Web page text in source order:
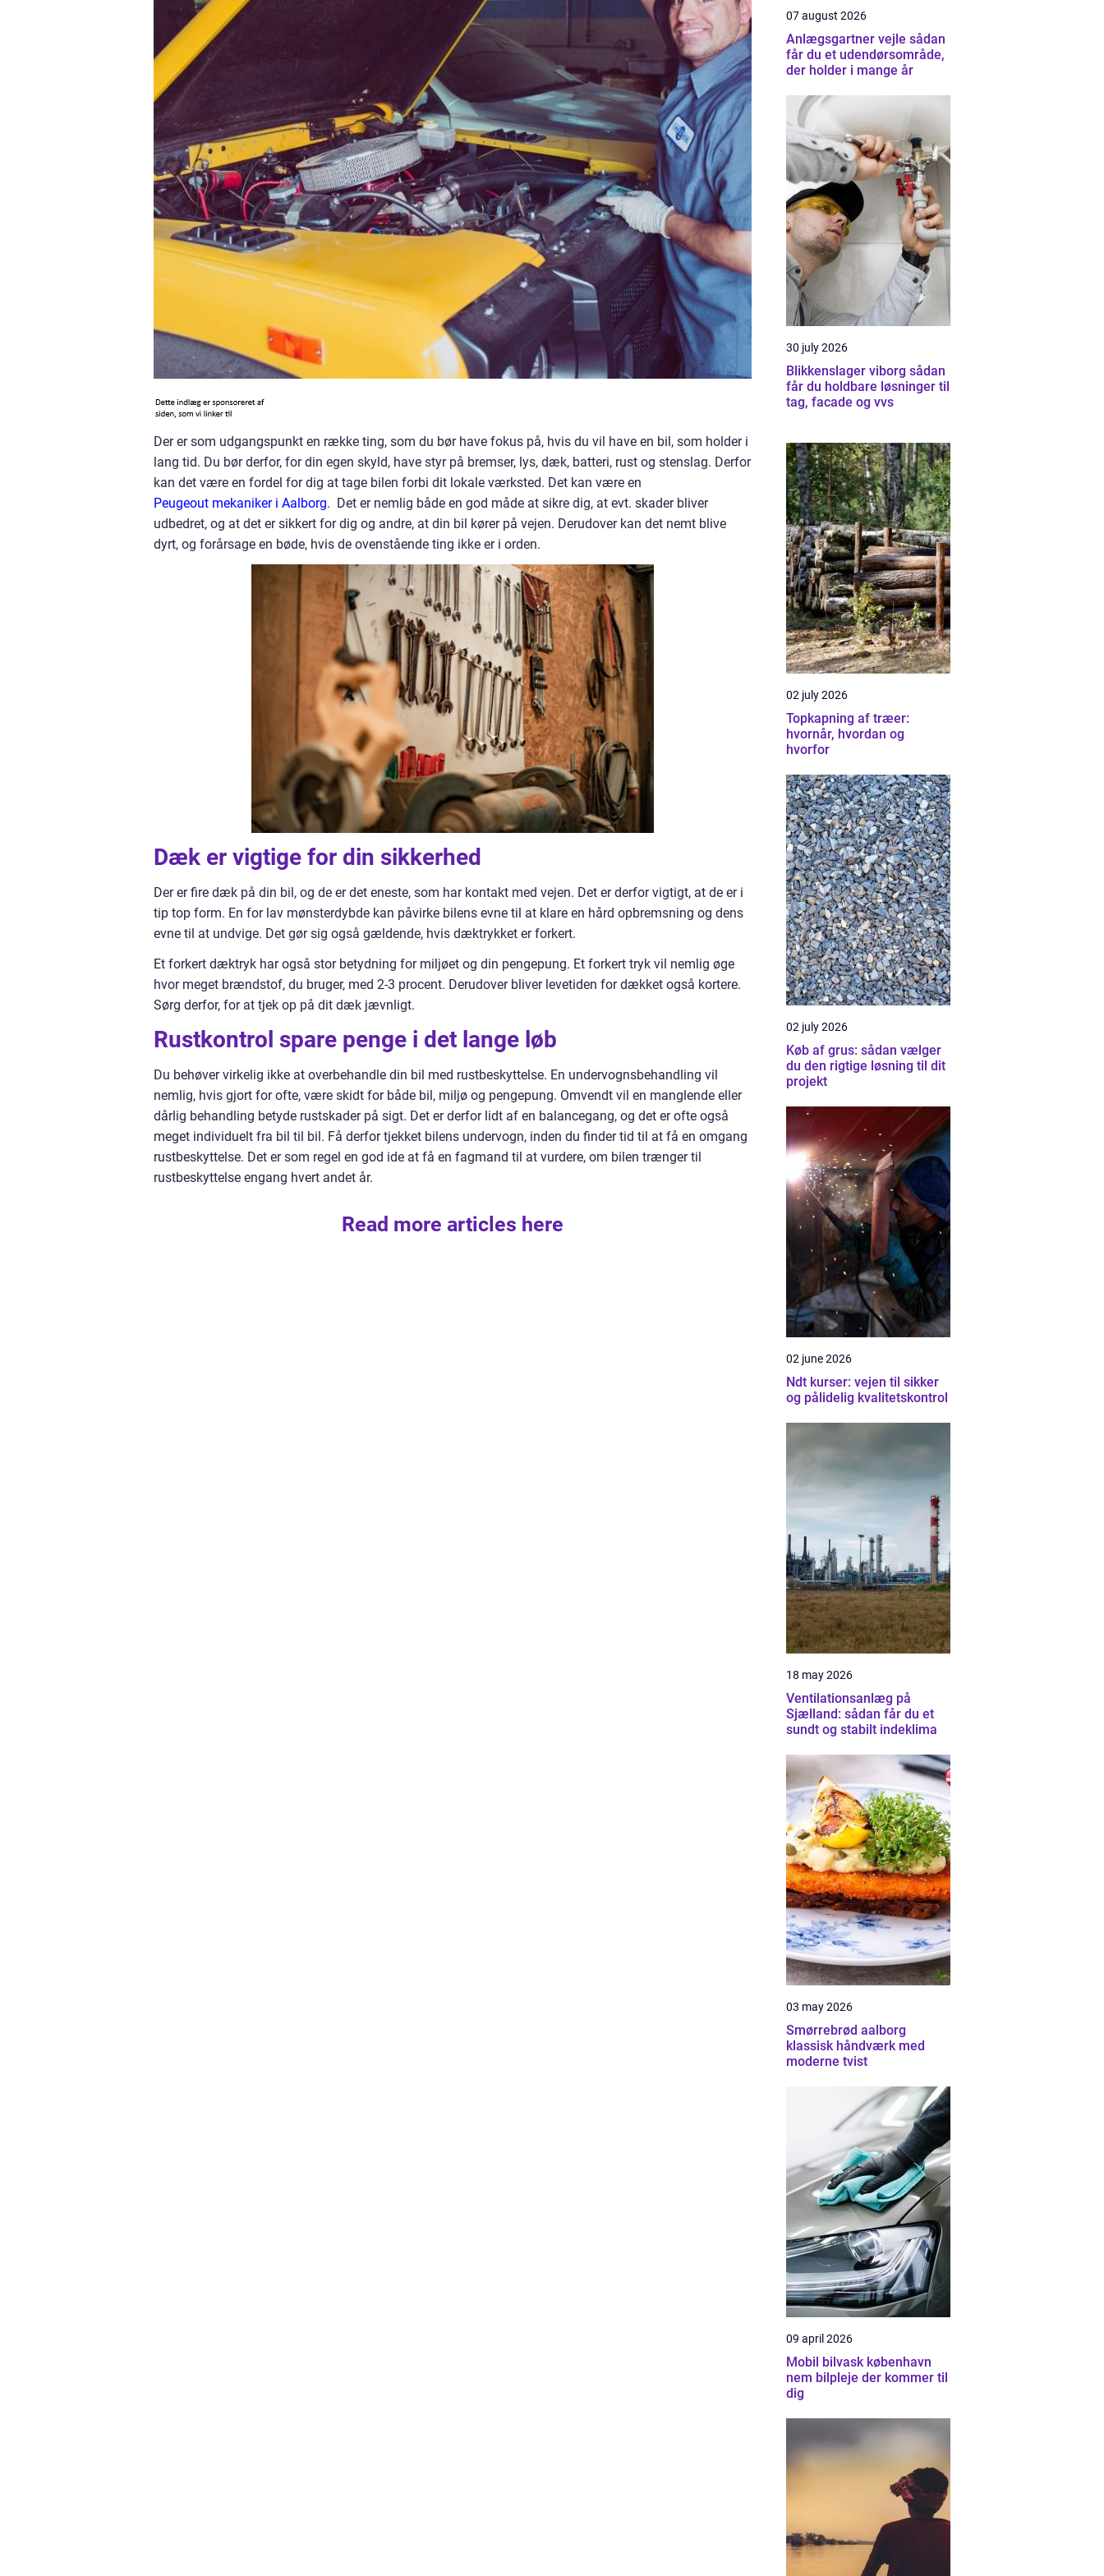
Der er som udgangspunkt en række ting, som du bør have fokus på, hvis du vil have en bil, som holder i
lang tid. Du bør derfor, for din egen skyld, have styr på bremser, lys, dæk, batteri, rust og stenslag. Derfor
kan det være en fordel for dig at tage bilen forbi dit lokale værksted. Det kan være en
Peugeout mekaniker i Aalborg. Det er nemlig både en god måde at sikre dig, at evt. skader bliver
udbedret, og at det er sikkert for dig og andre, at din bil kører på vejen. Derudover kan det nemt blive
dyrt, og forårsage en bøde, hvis de ovenstående ting ikke er i orden.
Dæk er vigtige for din sikkerhed
Der er fire dæk på din bil, og de er det eneste, som har kontakt med vejen. Det er derfor vigtigt, at de er i
tip top form. En for lav mønsterdybde kan påvirke bilens evne til at klare en hård opbremsning og dens
evne til at undvige. Det gør sig også gældende, hvis dæktrykket er forkert.
Et forkert dæktryk har også stor betydning for miljøet og din pengepung. Et forkert tryk vil nemlig øge
hvor meget brændstof, du bruger, med 2-3 procent. Derudover bliver levetiden for dækket også kortere.
Sørg derfor, for at tjek op på dit dæk jævnligt.
Rustkontrol spare penge i det lange løb
Du behøver virkelig ikke at overbehandle din bil med rustbeskyttelse. En undervognsbehandling vil
nemlig, hvis gjort for ofte, være skidt for både bil, miljø og pengepung. Omvendt vil en manglende eller
dårlig behandling betyde rustskader på sigt. Det er derfor lidt af en balancegang, og det er ofte også
meget individuelt fra bil til bil. Få derfor tjekket bilens undervogn, inden du finder tid til at få en omgang
rustbeskyttelse. Det er som regel en god ide at få en fagmand til at vurdere, om bilen trænger til
rustbeskyttelse engang hvert andet år.
Read more articles here
07 august 2026
Anlægsgartner vejle sådan
får du et udendørsområde,
der holder i mange år
30 july 2026
Blikkenslager viborg sådan
får du holdbare løsninger til
tag, facade og vvs
02 july 2026
Topkapning af træer:
hvornår, hvordan og
hvorfor
02 july 2026
Køb af grus: sådan vælger
du den rigtige løsning til dit
projekt
02 june 2026
Ndt kurser: vejen til sikker
og pålidelig kvalitetskontrol
18 may 2026
Ventilationsanlæg på
Sjælland: sådan får du et
sundt og stabilt indeklima
03 may 2026
Smørrebrød aalborg
klassisk håndværk med
moderne tvist
09 april 2026
Mobil bilvask københavn
nem bilpleje der kommer til
dig